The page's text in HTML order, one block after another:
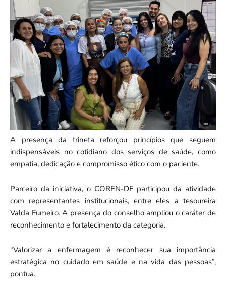
A presença da trineta reforçou princípios que seguem
indispensáveis no cotidiano dos serviços de saúde, como
empatia, dedicação e compromisso ético com o paciente.
Parceiro da iniciativa, o COREN-DF participou da atividade
com representantes institucionais, entre eles a tesoureira
Valda Fumeiro. A presença do conselho ampliou o caráter de
reconhecimento e fortalecimento da categoria.
“Valorizar a enfermagem é reconhecer sua importância
estratégica no cuidado em saúde e na vida das pessoas”,
pontua.